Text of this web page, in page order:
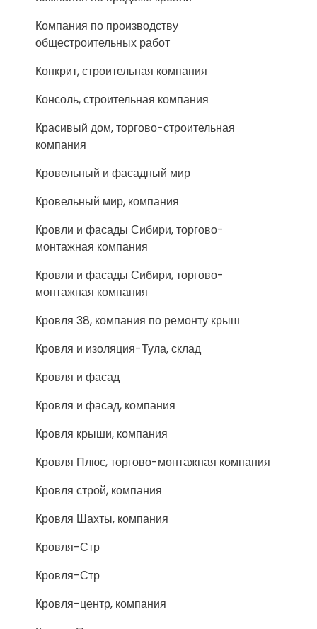
Компания по производству
общестроительных работ
Конкрит, строительная компания
Консоль, строительная компания
Красивый дом, торгово-строительная
компания
Кровельный и фасадный мир
Кровельный мир, компания
Кровли и фасады Сибири, торгово-
монтажная компания
Кровли и фасады Сибири, торгово-
монтажная компания
Кровля 38, компания по ремонту крыш
Кровля и изоляция-Тула, склад
Кровля и фасад
Кровля и фасад, компания
Кровля крыши, компания
Кровля Плюс, торгово-монтажная компания
Кровля строй, компания
Кровля Шахты, компания
Кровля-Стр
Кровля-Стр
Кровля-центр, компания